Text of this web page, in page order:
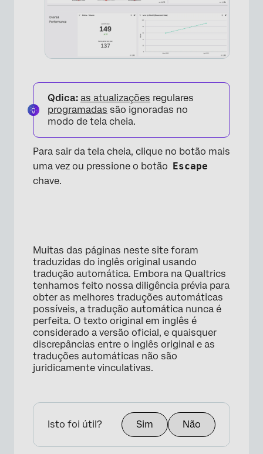
×
Qdica: as atualizações regulares
programadas são ignoradas no
modo de tela cheia.
Para sair da tela cheia, clique no botão mais
uma vez ou pressione o botão Escape
chave.
Muitas das páginas neste site foram
traduzidas do inglês original usando
tradução automática. Embora na Qualtrics
tenhamos feito nossa diligência prévia para
obter as melhores traduções automáticas
possíveis, a tradução automática nunca é
perfeita. O texto original em inglês é
considerado a versão oficial, e quaisquer
discrepâncias entre o inglês original e as
traduções automáticas não são
juridicamente vinculativas.
Isto foi útil? Sim Não